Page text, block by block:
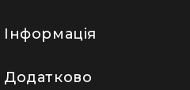
Інформація
Додатково